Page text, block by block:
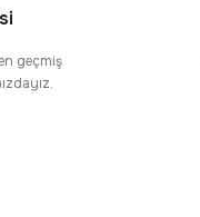
geçmiş